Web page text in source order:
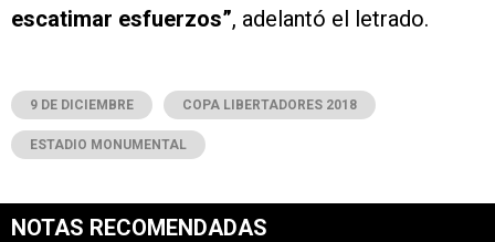
escatimar esfuerzos”, adelantó el letrado.
9 DE DICIEMBRE COPA LIBERTADORES 2018
ESTADIO MONUMENTAL
NOTAS RECOMENDADAS